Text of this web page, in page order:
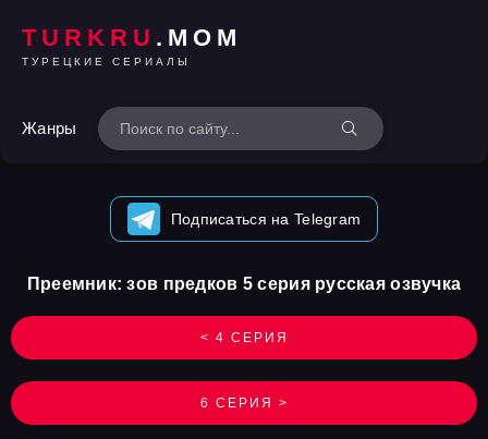
TURKRU .MOM
ТУРЕЦКИЕ СЕРИАЛЫ
Жанры
Подписаться на Telegram
< 4 СЕРИЯ
Преемник: зов предков 5 серия русская озвучка
6 СЕРИЯ >